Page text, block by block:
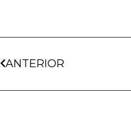
ANTERIOR